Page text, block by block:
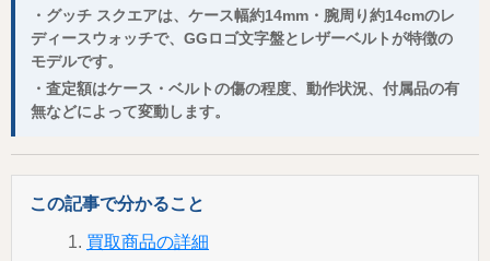
・グッチ スクエアは、ケース幅約14mm・腕周り約14cmのレ
ディースウォッチで、GGロゴ文字盤とレザーベルトが特徴の
モデルです。
・査定額はケース・ベルトの傷の程度、動作状況、付属品の有
無などによって変動します。
この記事で分かること
買取商品の詳細